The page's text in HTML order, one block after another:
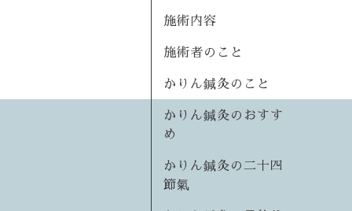
施術内容
施術者のこと
かりん鍼灸のこと
かりん鍼灸のおすす
め
かりん鍼灸の二十四
節氣